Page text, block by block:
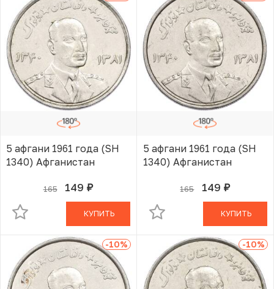
5 афгани 1961 года (SH
1340) Афганистан
165 149 руб.
В КОРЗИНЕ
КУПИТЬ
5 афгани 1961 года (SH
1340) Афганистан
165 149 руб.
В КОРЗИНЕ
КУПИТЬ
-10% -10%